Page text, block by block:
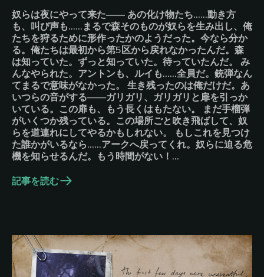
奴らは夜にやって来た―― あの化け物たち……動き方
も、叫び声も……まるで森そのものが奴らを生み出し、俺
たちを狩るために形作ったかのようだった。今なら分か
る。俺たちは最初から第5区から戻れなかったんだ。森
は知っていた。ずっと知っていた。待っていたんだ。 み
んなやられた。アントンも、ルイも……全員だ。銃弾なん
てまるで意味がなかった。 生き残ったのは俺だけだ。あ
いつらの音がする——ガリガリ、ガリガリと扉を引っか
いている。この扉も、もう長くはもたない。 まだ手榴弾
がいくつか残っている。この場所ごと吹き飛ばして、奴
らを道連れにしてやるかもしれない。 もしこれを見つけ
た誰かがいるなら……アークへ戻ってくれ。奴らに迫る危
機を知らせるんだ。もう時間がない！…
記事を読む